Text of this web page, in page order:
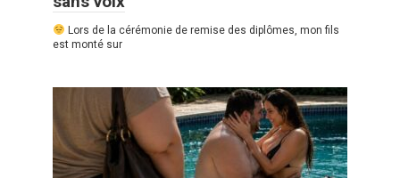
Lors de la cérémonie de remise des diplômes, mon fils
est monté sur